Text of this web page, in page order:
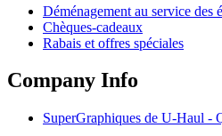
Déménagement au service des
Chèques-cadeaux
Rabais et offres spéciales
Company Info
SuperGraphiques de U-Haul -